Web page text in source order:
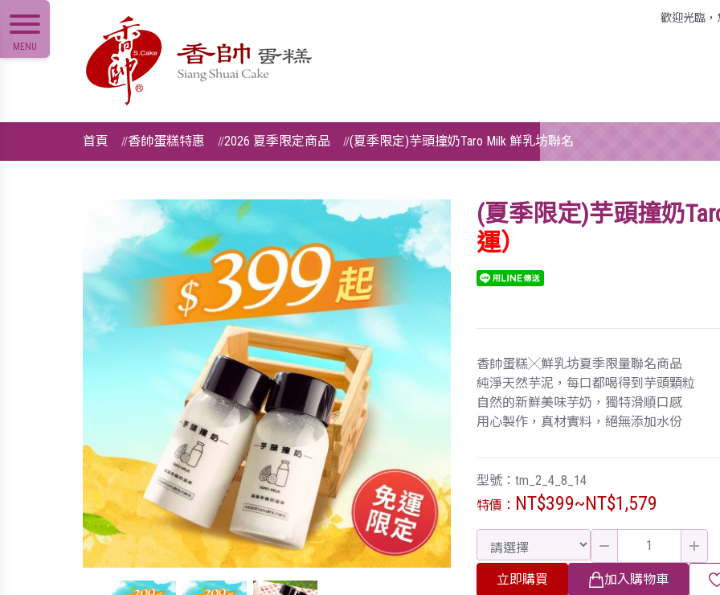
歡迎光臨，
MENU
首頁 香帥蛋糕特惠 2026 夏季限定商品 (夏季限定)芋頭撞奶Taro Milk 鮮乳坊聯名
(夏季限定)芋頭撞奶
運）
香帥蛋糕╳鮮乳坊夏季限量聯名商品
純淨天然芋泥，每口都喝得到芋頭顆粒
自然的新鮮美味芋奶，獨特滑順口感
用心製作，真材實料，絕無添加水份
型號：tm_2_4_8_14
特價： NT$399~NT$1,579
立即購買 加入購物車